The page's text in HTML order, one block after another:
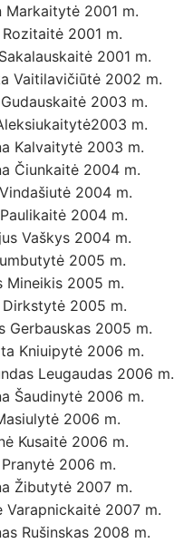
Markaitytė 2001 m.
2001 m.
2001 m.
Vaitilavičiūtė 2002 m.
2003 m.
m.
Kalvaitytė 2003 m.
Čiunkaitė 2004 m.
2004 m.
2004 m.
Vaškys 2004 m.
2005 m.
Mineikis 2005 m.
2005 m.
Gerbauskas 2005 m.
Kniuipytė 2006 m.
Leugaudas 2006 m.
Šaudinytė 2006 m.
2006 m.
Kusaitė 2006 m.
2006 m.
Žibutytė 2007 m.
Varapnickaitė 2007 m.
Rušinskas 2008 m.